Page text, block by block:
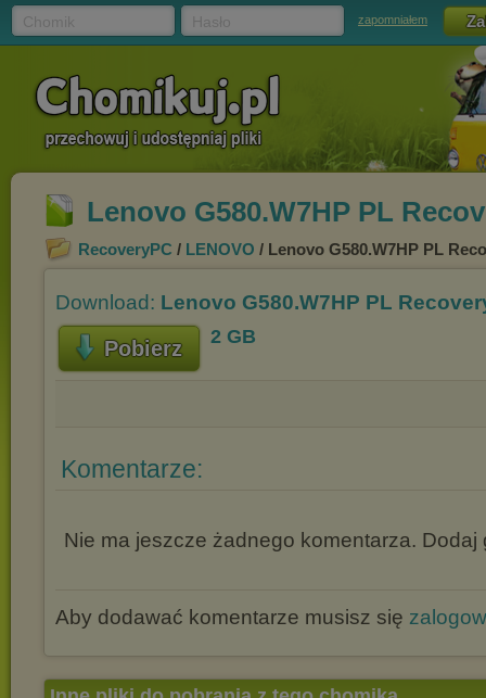
zapomniałem
Lenovo G580.W7HP PL
RecoveryPC / LENOVO / Lenovo G580.W7HP PL
Download: Lenovo G580.W7HP PL
Pobierz 2 GB
Komentarze:
Nie ma jeszcze żadnego komentarza. Dodaj
Aby dodawać komentarze musisz się